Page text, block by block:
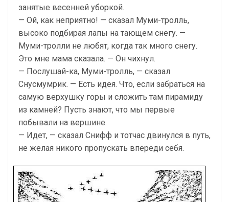
занятые весенней уборкой.
— Ой, как неприятно! — сказал Муми-тролль,
высоко подбирая лапы на тающем снегу. —
Муми-тролли не любят, когда так много снегу.
Это мне мама сказала. — Он чихнул.
— Послушай-ка, Муми-тролль, — сказал
Снусмумрик. — Есть идея. Что, если забраться на
самую верхушку горы и сложить там пирамиду
из камней? Пусть знают, что мы первые
побывали на вершине.
— Идет, — сказал Снифф и тотчас двинулся в путь,
не желая никого пропускать впереди себя.